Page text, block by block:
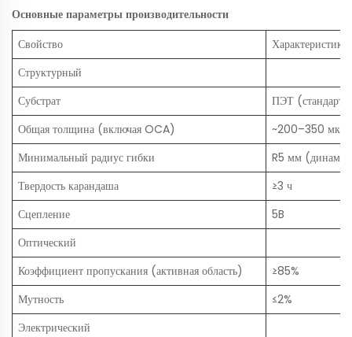
Основные параметры производительности
Свойство
Характеристики
Структурный
Субстрат
ПЭТ
Общая толщина (включая OCA)
~200–350 мкм
Минимальный радиус гибки
R5 мм
Твердость карандаша
≥3 ч
Сцепление
5B
Оптический
Коэффициент пропускания (активная область)
≥85%
Мутность
≤2%
Электрический